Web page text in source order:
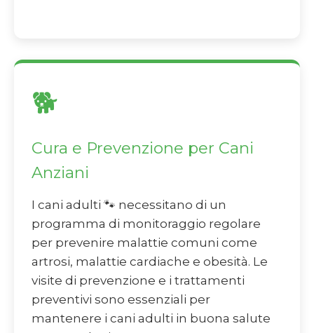
🐕
Cura e Prevenzione per Cani
Anziani
I cani adulti 🐾 necessitano di un
programma di monitoraggio regolare
per prevenire malattie comuni come
artrosi, malattie cardiache e obesità. Le
visite di prevenzione e i trattamenti
preventivi sono essenziali per
mantenere i cani adulti in buona salute